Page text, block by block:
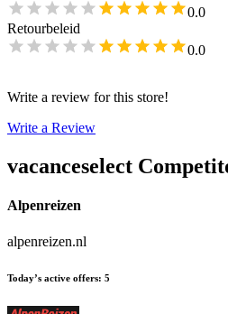
0.0
Retourbeleid
0.0
Write a review for this store!
Write a Review
vacanceselect
Alpenreizen
alpenreizen.nl
Today’s active offers: 5